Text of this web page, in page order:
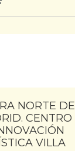
NORTE DE
CENTRO
VILLA